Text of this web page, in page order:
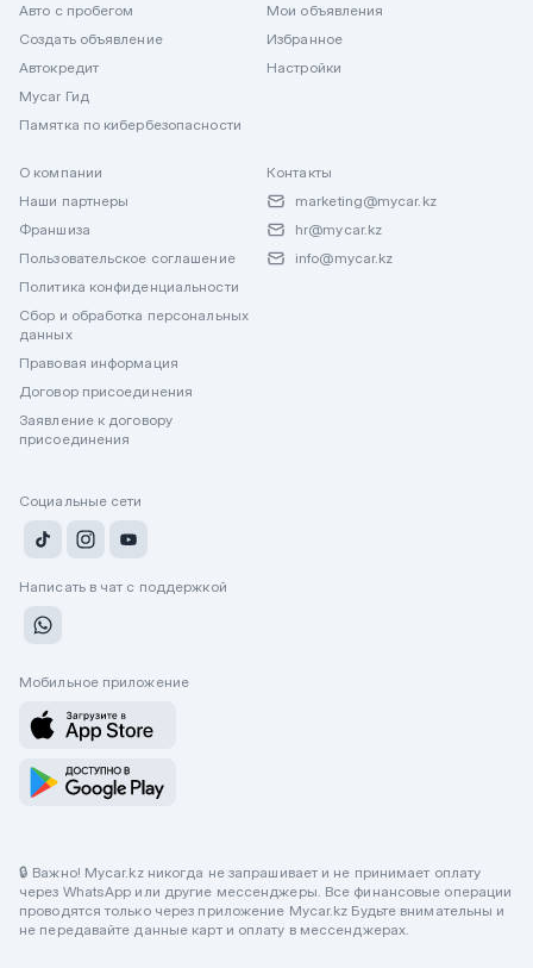
Авто с пробегом
Создать объявление
Автокредит
Mycar Гид
Памятка по кибербезопасности
Мои объявления
Избранное
Настройки
О компании
Наши партнеры
Франшиза
Пользовательское соглашение
Политика конфиденциальности
Сбор и обработка персональных
данных
Правовая информация
Договор присоединения
Заявление к договору
присоединения
Контакты
marketing@mycar.kz
hr@mycar.kz
info@mycar.kz
Социальные сети
Написать в чат с поддержкой
Мобильное приложение
🔒 Важно! Mycar.kz никогда не запрашивает и не принимает оплату
через WhatsApp или другие мессенджеры. Все финансовые операции
проводятся только через приложение Mycar.kz Будьте внимательны и
не передавайте данные карт и оплату в мессенджерах.